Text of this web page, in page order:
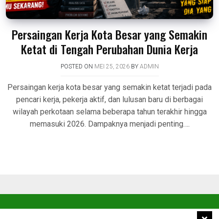
Persaingan Kerja Kota Besar yang Semakin
Ketat di Tengah Perubahan Dunia Kerja
POSTED ON MEI 25, 2026BY ADMIN
Persaingan kerja kota besar yang semakin ketat terjadi pada
pencari kerja, pekerja aktif, dan lulusan baru di berbagai
wilayah perkotaan selama beberapa tahun terakhir hingga
memasuki 2026. Dampaknya menjadi penting….